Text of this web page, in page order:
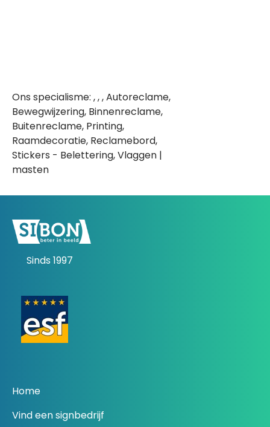
Ons specialisme: , , , Autoreclame,
Bewegwijzering, Binnenreclame,
Buitenreclame, Printing,
Raamdecoratie, Reclamebord,
Stickers - Belettering, Vlaggen |
masten
Sinds 1997
Home
Vind een signbedrijf